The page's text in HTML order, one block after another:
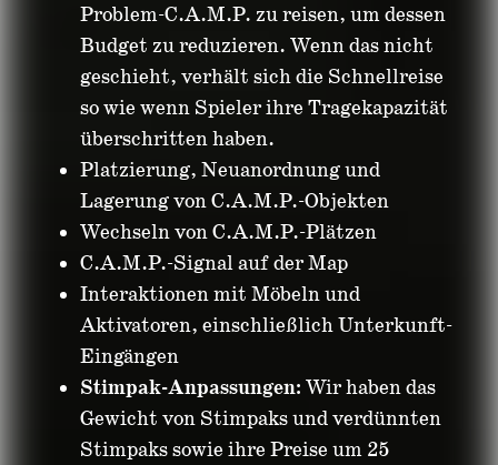
Problem-C.A.M.P. zu reisen, um dessen
Budget zu reduzieren. Wenn das nicht
geschieht, verhält sich die Schnellreise
so wie wenn Spieler ihre Tragekapazität
überschritten haben.
Platzierung, Neuanordnung und
Lagerung von C.A.M.P.-Objekten
Wechseln von C.A.M.P.-Plätzen
C.A.M.P.-Signal auf der Map
Interaktionen mit Möbeln und
Aktivatoren, einschließlich Unterkunft-
Eingängen
Stimpak-Anpassungen: Wir haben das
Gewicht von Stimpaks und verdünnten
Stimpaks sowie ihre Preise um 25